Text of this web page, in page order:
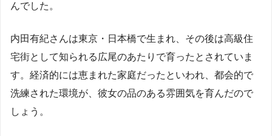
んでした。
内田有紀さんは東京・日本橋で生まれ、その後は高級住
宅街として知られる広尾のあたりで育ったとされていま
す。経済的には恵まれた家庭だったといわれ、都会的で
洗練された環境が、彼女の品のある雰囲気を育んだので
しょう。